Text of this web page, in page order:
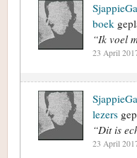
boek
“Ik voel
23 April
lezers
“Dit is
23 April